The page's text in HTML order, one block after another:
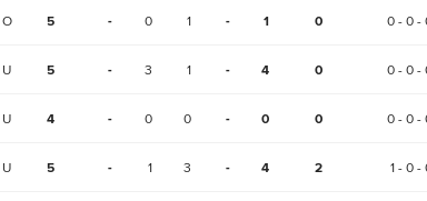
O 5 - 0 1 - 1 0 0 - 0 -
U 5 - 3 1 - 4 0 0 - 0 -
U 4 - 0 0 - 0 0 0 - 0 -
U 5 - 1 3 - 4 2 1 - 0 -